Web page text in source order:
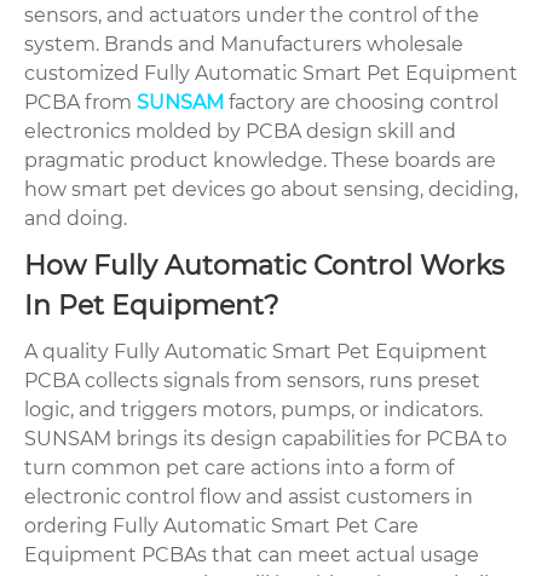
sensors, and actuators under the control of the
system. Brands and Manufacturers wholesale
customized Fully Automatic Smart Pet Equipment
PCBA from SUNSAM factory are choosing control
electronics molded by PCBA design skill and
pragmatic product knowledge. These boards are
how smart pet devices go about sensing, deciding,
and doing.
How Fully Automatic Control Works
In Pet Equipment?
A quality Fully Automatic Smart Pet Equipment
PCBA collects signals from sensors, runs preset
logic, and triggers motors, pumps, or indicators.
SUNSAM brings its design capabilities for PCBA to
turn common pet care actions into a form of
electronic control flow and assist customers in
ordering Fully Automatic Smart Pet Care
Equipment PCBAs that can meet actual usage